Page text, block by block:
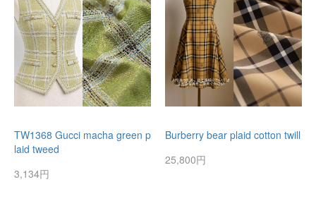
TW1368 Gucci macha green p
laid tweed
3,134円
Burberry bear plaid cotton twill
25,800円